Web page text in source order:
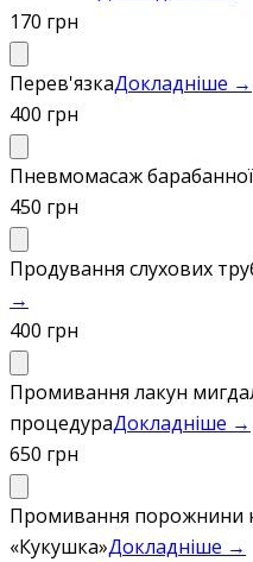
170 грн
Перев'язкаДокладніше →
400 грн
Пневмомасаж
450 грн
Продування слухових
→
400 грн
Промивання лакун
процедураДокладніше →
650 грн
Промивання порожнини
«Кукушка»Докладніше →